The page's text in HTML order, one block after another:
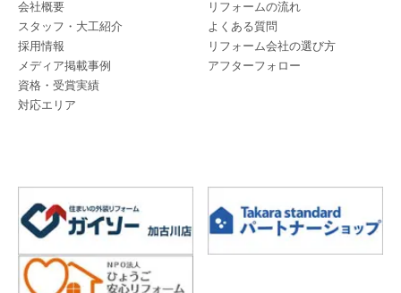
会社概要
スタッフ・大工紹介
採用情報
メディア掲載事例
資格・受賞実績
対応エリア
リフォームの流れ
よくある質問
リフォーム会社の選び方
アフターフォロー